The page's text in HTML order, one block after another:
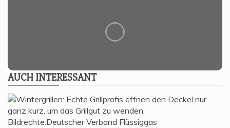
AUCH INTER­ES­SANT